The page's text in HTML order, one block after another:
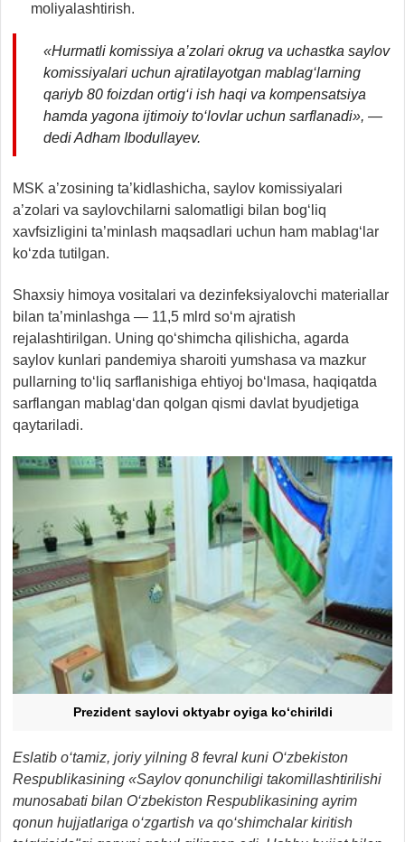
moliyalashtirish.
«Hurmatli komissiya a’zolari okrug va uchastka saylov
komissiyalari uchun ajratilayotgan mablag‘larning
qariyb 80 foizdan ortig‘i ish haqi va kompensatsiya
hamda yagona ijtimoiy to‘lovlar uchun sarflanadi», —
dedi Adham Ibodullayev.
MSK a’zosining ta’kidlashicha, saylov komissiyalari
a’zolari va saylovchilarni salomatligi bilan bog‘liq
xavfsizligini ta’minlash maqsadlari uchun ham mablag‘lar
ko‘zda tutilgan.
Shaxsiy himoya vositalari va dezinfeksiyalovchi materiallar
bilan ta’minlashga — 11,5 mlrd so‘m ajratish
rejalashtirilgan. Uning qo‘shimcha qilishicha, agarda
saylov kunlari pandemiya sharoiti yumshasa va mazkur
pullarning to‘liq sarflanishiga ehtiyoj bo‘lmasa, haqiqatda
sarflangan mablag‘dan qolgan qismi davlat byudjetiga
qaytariladi.
Prezident saylovi oktyabr oyiga ko‘chirildi
Eslatib o‘tamiz, joriy yilning 8 fevral kuni O‘zbekiston
Respublikasining «Saylov qonunchiligi takomillashtirilishi
munosabati bilan O‘zbekiston Respublikasining ayrim
qonun hujjatlariga o‘zgartish va qo‘shimchalar kiritish